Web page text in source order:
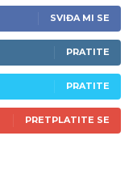
SVIĐA MI SE
PRATITE
PRATITE
PRETPLATITE SE